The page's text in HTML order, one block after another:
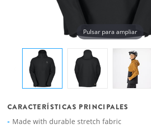
Pulsar para ampliar
CARACTERÍSTICAS PRINCIPALES
Made with durable stretch fabric